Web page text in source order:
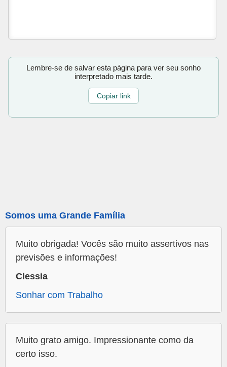
Lembre-se de salvar esta página para ver seu sonho
interpretado mais tarde.
Copiar link
Somos uma Grande Família
Muito obrigada! Vocês são muito assertivos nas
previsões e informações!
Clessia
Sonhar com Trabalho
Muito grato amigo. Impressionante como da
certo isso.